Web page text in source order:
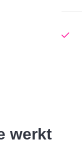
werkt